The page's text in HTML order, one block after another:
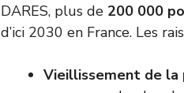
DARES, plus de 200 000
d’ici 2030 en France. Les
Vieillissement de la